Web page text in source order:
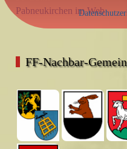
Pabneukirchen im Web
FF-Nachbar-